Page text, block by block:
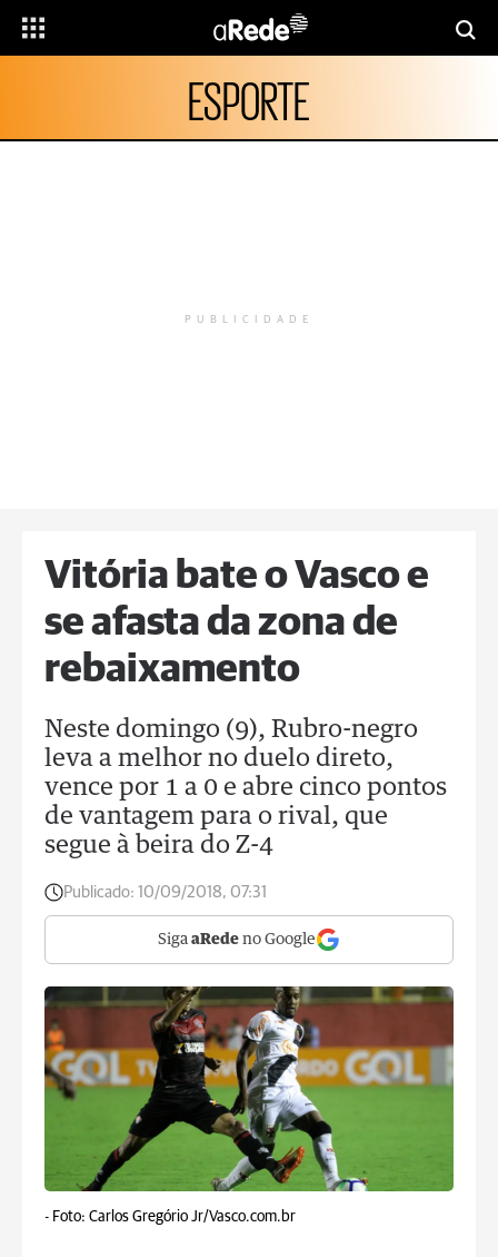
ESPORTE
PUBLICIDADE
Vitória bate o Vasco e
se afasta da zona de
rebaixamento
Neste domingo (9), Rubro-negro
leva a melhor no duelo direto,
vence por 1 a 0 e abre cinco pontos
de vantagem para o rival, que
segue à beira do Z-4
Publicado: 10/09/2018, 07:31
Siga aRede no Google
- Foto: Carlos Gregório Jr/Vasco.com.br